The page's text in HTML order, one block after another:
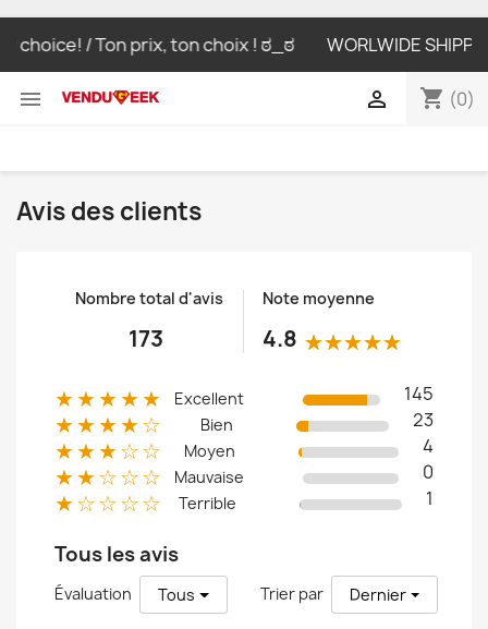
/ Ton prix, ton choix ! ಠ_ಠ WORLWIDE
 shopping_cart (0)

Avis des clients
Nombre total d'avis
173
Note moyenne
4.8
★★★★★ Excellent
145
★★★★☆
Bien
23
★★★☆☆
Moyen
4
★★☆☆☆
Mauvaise
0
★☆☆☆☆
Terrible 1
Tous les avis
Évaluation Tous Trier par Dernier